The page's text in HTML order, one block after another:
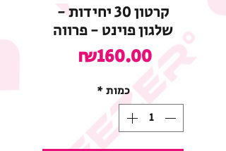
קרטון 30 יחידות -
שלגון פוינט - פרווה
₪160.00
כמות *